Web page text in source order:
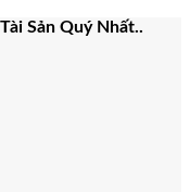
Sản Quý Nhất..